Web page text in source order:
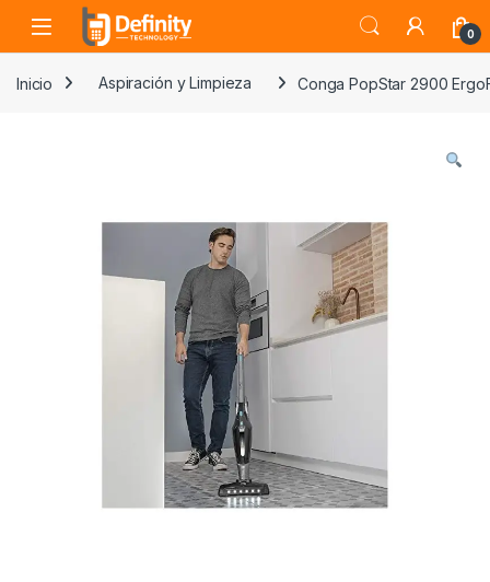
Skip to navigation
Skip to content
Open 0
Inicio Aspiración y Limpieza Conga PopStar 2900